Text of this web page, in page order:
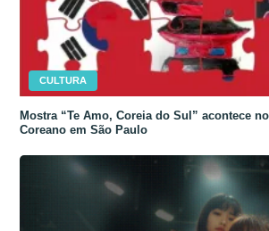
CULTURA
Mostra “Te Amo, Coreia do Sul” acontece
Coreano em São Paulo